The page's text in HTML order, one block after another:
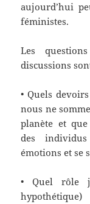
aujourd’hui
féministes.
Les
discussions
• Quels
nous ne
planète et
des
émotions et se
• Quel rôle